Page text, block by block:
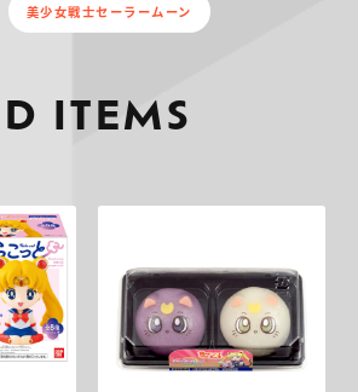
美少女戦士セーラームーン
ITEMS